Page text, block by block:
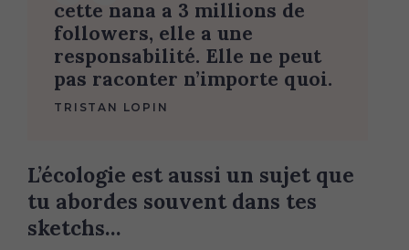
cette nana a 3 millions de
followers, elle a une
responsabilité. Elle ne peut
pas raconter n’importe quoi.
TRISTAN LOPIN
L’écologie est aussi un sujet que
tu abordes souvent dans tes
sketchs…